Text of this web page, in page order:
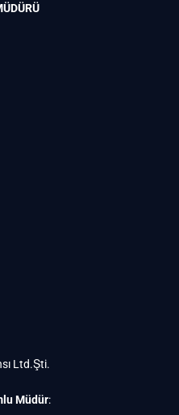
Ltd.Şti.
Müdür: